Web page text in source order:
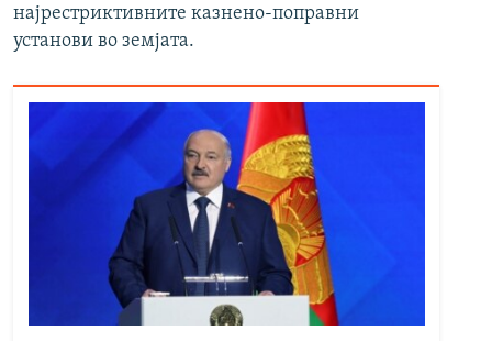
најрестриктивните казнено-поправни
установи во земјата.